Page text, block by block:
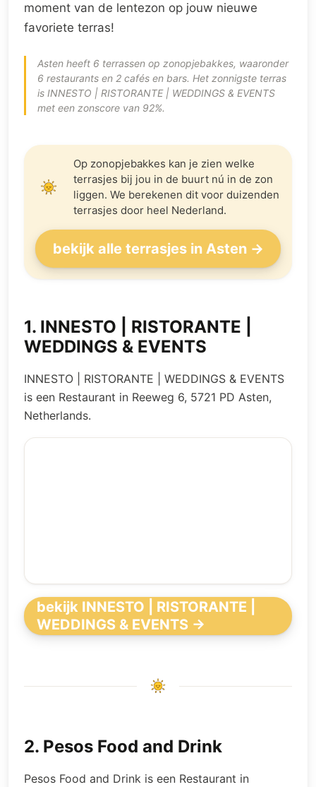
moment van de lentezon op jouw nieuwe
favoriete terras!
Asten heeft 6 terrassen op zonopjebakkes, waaronder
6 restaurants en 2 cafés en bars. Het zonnigste terras
is INNESTO | RISTORANTE | WEDDINGS & EVENTS
met een zonscore van 92%.
Op zonopjebakkes kan je zien welke
terrasjes bij jou in de buurt nú in de zon
liggen. We berekenen dit voor duizenden
terrasjes door heel Nederland.
bekijk alle terrasjes in Asten →
1. INNESTO | RISTORANTE |
WEDDINGS & EVENTS
INNESTO | RISTORANTE | WEDDINGS & EVENTS
is een Restaurant in Reeweg 6, 5721 PD Asten,
Netherlands.
bekijk INNESTO | RISTORANTE |
WEDDINGS & EVENTS →
2. Pesos Food and Drink
Pesos Food and Drink is een Restaurant in